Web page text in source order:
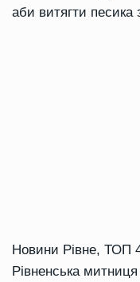
аби витягти
Новини Рівне, ТОП
Рівненська